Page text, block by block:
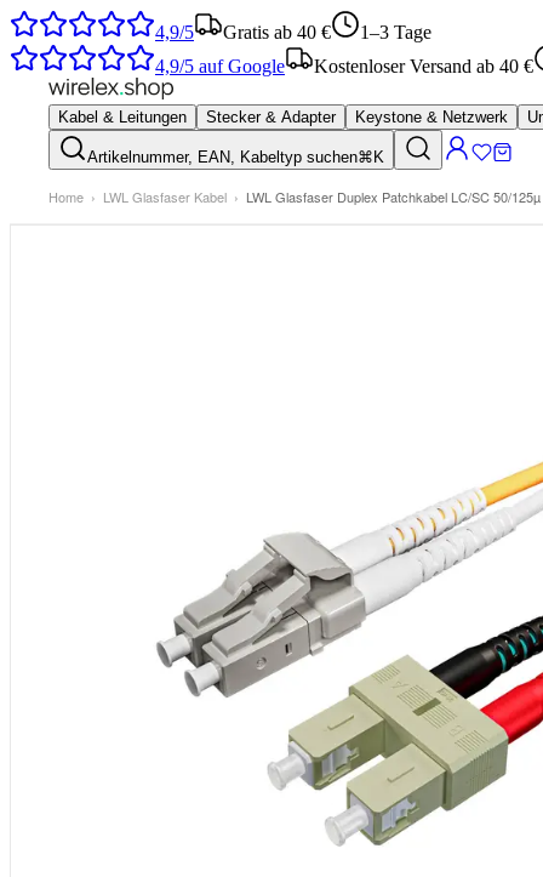
4,9/5 Gratis ab 40 €
1–3 Tage
4,9/5 auf Google Kostenloser Versand ab 40 €
Kabel & Leitungen Stecker & Adapter Keystone & Netzwerk
Artikelnummer, EAN, Kabeltyp suchen⌘K
Home › LWL Glasfaser Kabel › LWL Glasfaser Duplex Patchkabel LC/SC 50/